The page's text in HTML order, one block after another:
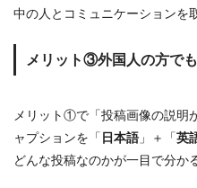
中の人とコミュニケーションを
メリット③外国人の方で
メリット①で「投稿画像の説明
ャプションを「日本語 」＋「英
どんな投稿なのかが一目で分か